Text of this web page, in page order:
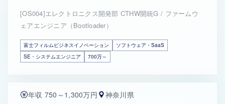
[OS004]エレクトロニクス開発部 CTHW開統G / ファームウ
ェアエンジニア（Bootloader）
富士フィルムビジネスイノベーション
ソフトウェア・SaaS
SE・システムエンジニア
700万～
年収 750～1,300万円 神奈川県